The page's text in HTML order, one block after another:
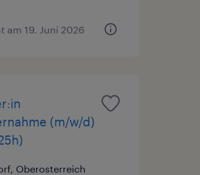
am 19. Juni 2026
(m/w/d)
Oberosterreich